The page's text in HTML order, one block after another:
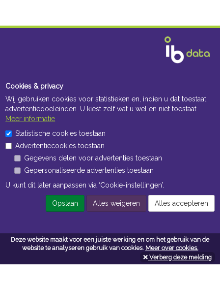
Deze website maakt voor een juiste werking en om het gebruik van de
website te analyseren gebruik van cookies. Meer over cookies.
Verberg deze melding
Openingstijden Kantoor
Openingstijden Magazijn
Navigatie
Algemene voorwaarden
Privacy
Cookies & privacy
Wij gebruiken cookies voor statistieken en, indien u dat toestaat,
advertentiedoeleinden. U kiest zelf wat u wel en niet toestaat.
Meer informatie
Statistische cookies toestaan
Advertentiecookies toestaan
Gegevens delen voor advertenties toestaan
Gepersonaliseerde advertenties toestaan
U kunt dit later aanpassen via ‘Cookie-instellingen’.
Opslaan Alles weigeren Alles accepteren